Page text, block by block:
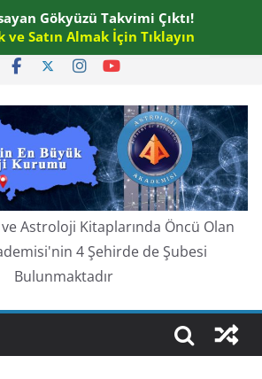
Ağustos 8, 2026
Astroloji Kitaplarında Öncü Olan
4 Şehirde de Şubesi
Bulunmaktadır
Gökyüzü Takvimi Çıktı!
ve Satın Almak İçin Tıklayın